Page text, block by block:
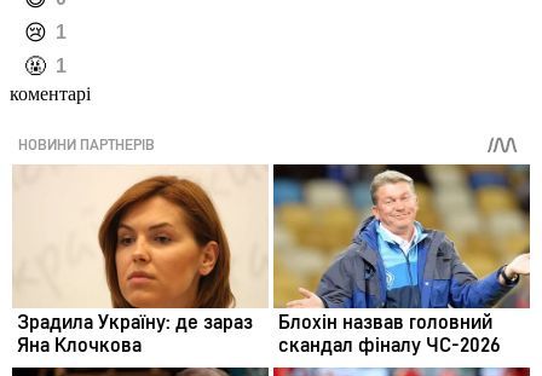
️😢 1
️🤬 1
коментарі